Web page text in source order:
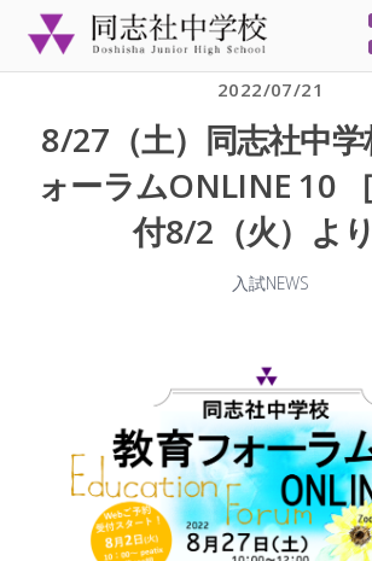
2022/07/21
8/27（土）同志社中学
ォーラムONLINE 10
付8/2（火）より
入試NEWS